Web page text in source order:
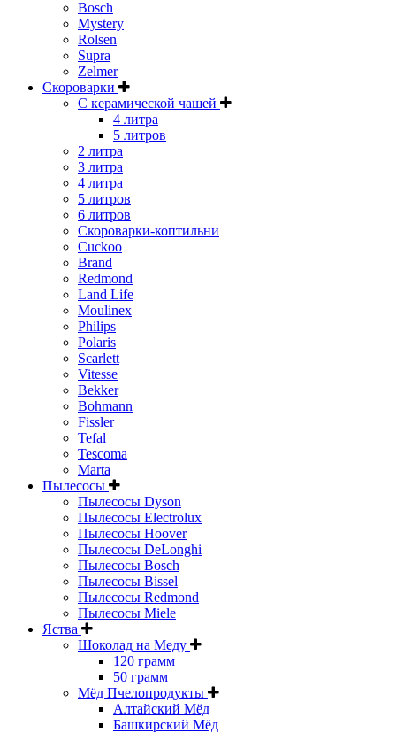
Bosch
Mystery
Rolsen
Supra
Zelmer
Скороварки
С керамической чашей
4 литра
5 литров
2 литра
3 литра
4 литра
5 литров
6 литров
Скороварки-коптильни
Cuckoo
Brand
Redmond
Land Life
Moulinex
Philips
Polaris
Scarlett
Vitesse
Bekker
Bohmann
Fissler
Tefal
Tescoma
Marta
Пылесосы
Пылесосы Dyson
Пылесосы Electrolux
Пылесосы Hoover
Пылесосы DeLonghi
Пылесосы Bosch
Пылесосы Bissel
Пылесосы Redmond
Пылесосы Miele
Яства
Шоколад на Меду
120 грамм
50 грамм
Мёд Пчелопродукты
Алтайский Мёд
Башкирский Мёд